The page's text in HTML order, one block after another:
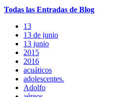
Todas las Entradas de Blog
13
13 de junio
13 junio
2015
2016
acuáticos
adolescentes.
Adolfo